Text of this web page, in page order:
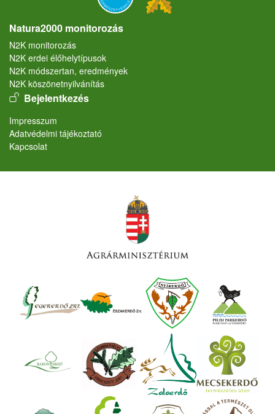
Natura2000 monitorozás
N2K monitorozás
N2K erdei élőhelytípusok
N2K módszertan, eredmények
N2K köszönetnyilvánítás
User account menu
Bejelentkezés
Lábléc
Impresszum
Adatvédelmi tájékoztató
Kapcsolat